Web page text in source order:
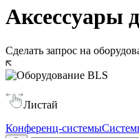
Аксессуары
Сделать запрос на
Листай
Конференц-системы